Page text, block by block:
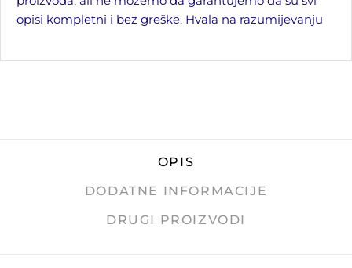
opisi kompletni i bez greške. Hvala na razumijevanju
OPIS
DODATNE INFORMACIJE
DRUGI PROIZVODI